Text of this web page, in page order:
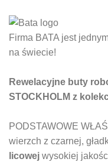
Firma BATA jest
na świecie!
Rewelacyjne buty
STOCKHOLM z
PODSTAWOWE
wierzch z czarnej,
licowej wysokiej